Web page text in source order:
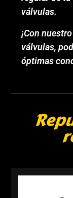
válvulas.
¡Con
válvulas,
óptimas